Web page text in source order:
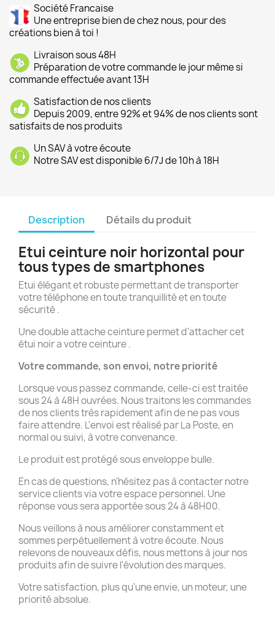
Société Francaise
Une entreprise bien de chez nous, pour des
créations bien à toi !
Livraison sous 48H
Préparation de votre commande le jour même si
commande effectuée avant 13H
Satisfaction de nos clients
Depuis 2009, entre 92% et 94% de nos clients sont
satisfaits de nos produits
Un SAV à votre écoute
Notre SAV est disponible 6/7J de 10h à 18H
Description Détails du produit
Etui ceinture noir horizontal pour
tous types de smartphones
Etui élégant et robuste permettant de transporter
votre téléphone en toute tranquillité et en toute
sécurité .
Une double attache ceinture permet d’attacher cet
étui noir a votre ceinture .
Votre commande, son envoi, notre priorité
Lorsque vous passez commande, celle-ci est traitée
sous 24 à 48H ouvrées. Nous traitons les commandes
de nos clients très rapidement afin de ne pas vous
faire attendre. L'envoi est réalisé par La Poste, en
normal ou suivi, à votre convenance.
Le produit est protégé sous enveloppe bulle.
En cas de questions, n'hésitez pas à contacter notre
service clients via votre espace personnel. Une
réponse vous sera apportée sous 24 à 48H00.
Nous veillons à nous améliorer constamment et
sommes perpétuellement à votre écoute. Nous
relevons de nouveaux défis, nous mettons à jour nos
produits afin de suivre l'évolution des marques.
Votre satisfaction, plus qu'une envie, un moteur, une
priorité absolue.